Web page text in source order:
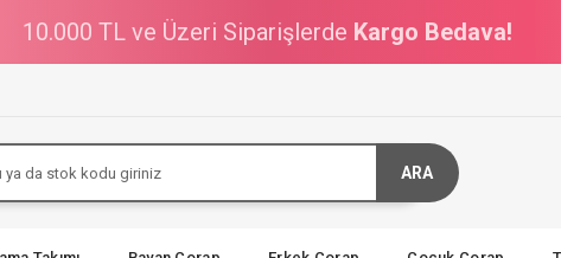
10.000 TL ve Üzeri Siparişlerde Kargo Bedava!
ARA